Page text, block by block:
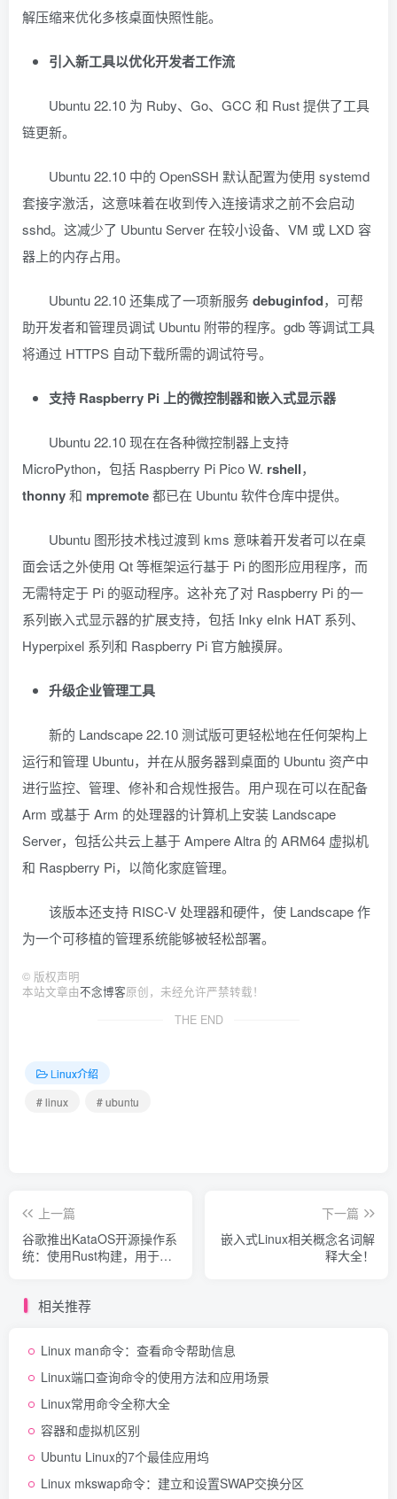
解压缩来优化多核桌面快照性能。
引入新工具以优化开发者工作流
Ubuntu 22.10 为 Ruby、Go、GCC 和 Rust 提供了工具
链更新。
Ubuntu 22.10 中的 OpenSSH 默认配置为使用 systemd
套接字激活，这意味着在收到传入连接请求之前不会启动
sshd。这减少了 Ubuntu Server 在较小设备、VM 或 LXD 容
器上的内存占用。
Ubuntu 22.10 还集成了一项新服务 debuginfod，可帮
助开发者和管理员调试 Ubuntu 附带的程序。gdb 等调试工具
将通过 HTTPS 自动下载所需的调试符号。
支持 Raspberry Pi 上的微控制器和嵌入式显示器
Ubuntu 22.10 现在在各种微控制器上支持
MicroPython，包括 Raspberry Pi Pico W. rshell，
thonny和 mpremote都已在 Ubuntu 软件仓库中提供。
Ubuntu 图形技术栈过渡到 kms 意味着开发者可以在桌
面会话之外使用 Qt 等框架运行基于 Pi 的图形应用程序，而
无需特定于 Pi 的驱动程序。这补充了对 Raspberry Pi 的一
系列嵌入式显示器的扩展支持，包括 Inky eInk HAT 系列、
Hyperpixel 系列和 Raspberry Pi 官方触摸屏。
升级企业管理工具
新的 Landscape 22.10 测试版可更轻松地在任何架构上
运行和管理 Ubuntu，并在从服务器到桌面的 Ubuntu 资产中
进行监控、管理、修补和合规性报告。用户现在可以在配备
Arm 或基于 Arm 的处理器的计算机上安装 Landscape
Server，包括公共云上基于 Ampere Altra 的 ARM64 虚拟机
和 Raspberry Pi，以简化家庭管理。
该版本还支持 RISC-V 处理器和硬件，使 Landscape 作
为一个可移植的管理系统能够被轻松部署。
© 版权声明
本站文章由不念博客原创，未经允许严禁转载！
THE END
Linux介绍
# linux
# ubuntu
上一篇
谷歌推出KataOS开源操作系
统：使用Rust构建，用于嵌
下一篇
嵌入式Linux相关概念名词解
释大全！
相关推荐
Linux man命令：查看命令帮助信息
Linux端口查询命令的使用方法和应用场景
Linux常用命令全称大全
容器和虚拟机区别
Ubuntu Linux的7个最佳应用坞
Linux mkswap命令：建立和设置SWAP交换分区